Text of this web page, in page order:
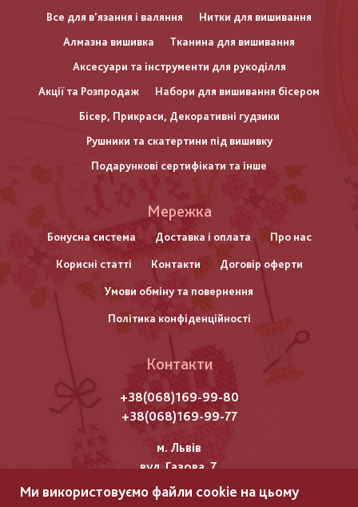
Все для в'язання і валяння
Нитки для вишивання
Алмазна вишивка
Тканина для вишивання
Аксесуари та інструменти для рукоділля
Акції та Розпродаж
Набори для вишивання бісером
Бісер, Прикраси, Декоративні гудзики
Рушники та скатертини під вишивку
Подарункові сертифікати та інше
нижнього
колонтитулу
Мережка
Бонусна система Доставка і оплата Про нас
Корисні статті Контакти Договір оферти
Умови обміну та повернення
Політика конфіденційності
Контакти
+38(068)169-99-80
+38(068)169-99-77
м. Львів
вул. Газова, 7
Ми використовуємо файли cookie на цьому